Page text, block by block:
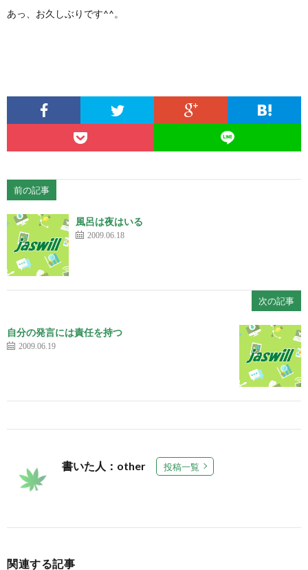
あっ、お久しぶりです^^。
前の記事
風呂は夜はいる
2009.06.18
次の記事
自分の発言には責任を持つ
2009.06.19
書いた人：other 投稿一覧
関連する記事